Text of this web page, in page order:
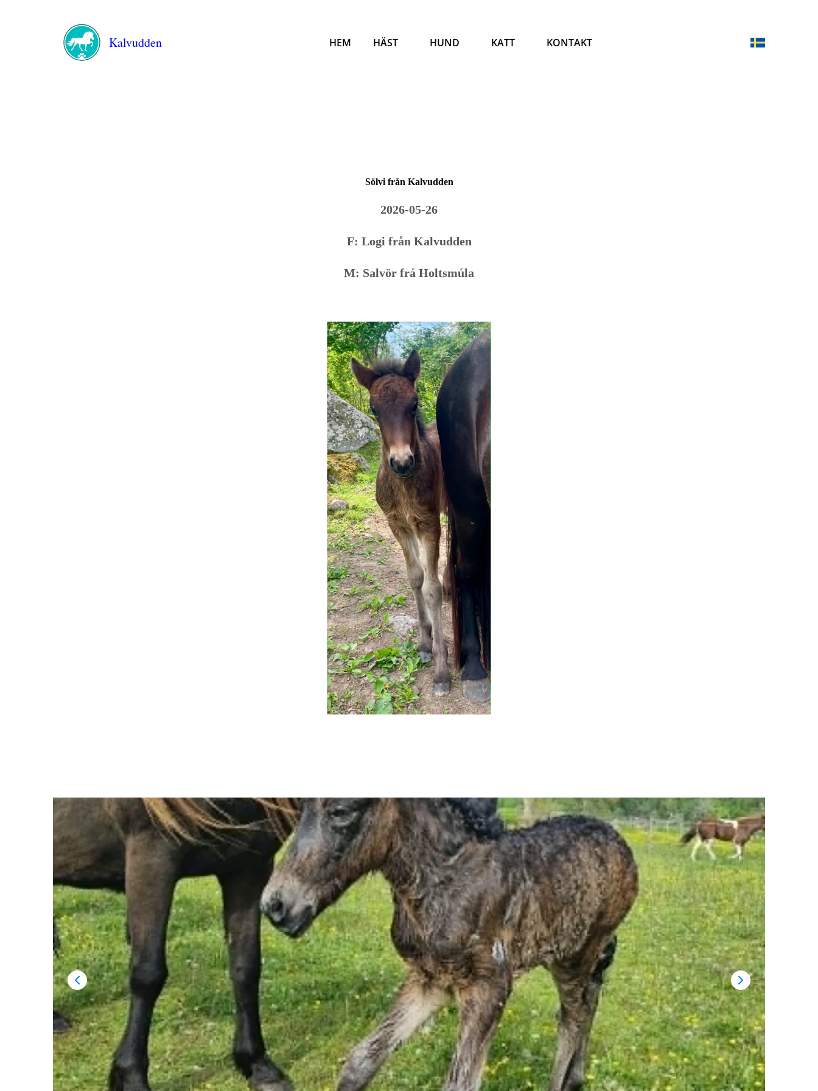
Kalvudden HEM HÄST HUND KATT KONTAKT
Sölvi från Kalvudden
2026-05-26
F: Logi från Kalvudden
M: Salvör frá Holtsmúla